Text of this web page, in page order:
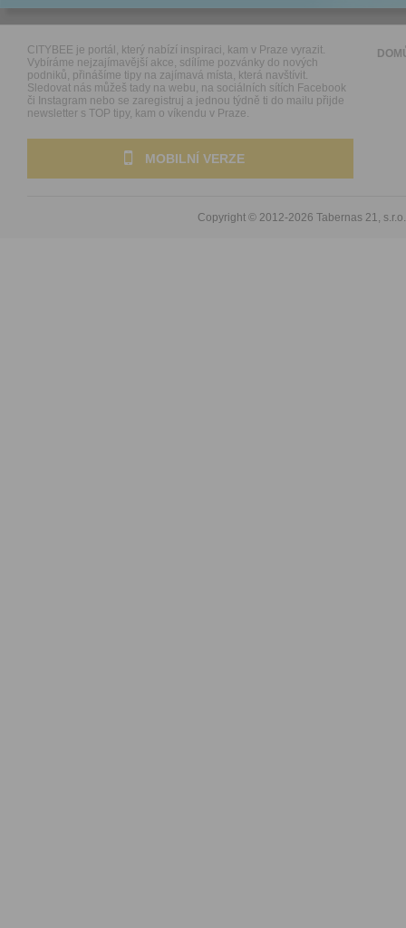
CITYBEE je portál, který nabízí inspiraci, kam v Praze vyrazit.
Vybíráme nejzajímavější akce, sdílíme pozvánky do nových
podniků, přinášíme tipy na zajímavá místa, která navštívit.
Sledovat nás můžeš tady na webu, na sociálních sítích Facebook
či Instagram nebo se zaregistruj a jednou týdně ti do mailu přijde
newsletter s TOP tipy, kam o víkendu v Praze.
MOBILNÍ VERZE
Copyright © 2012-2026 Tabernas 21, s.r.o.